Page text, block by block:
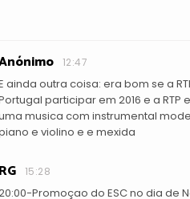
12:47
ainda outra coisa: era bom se a
participar em 2016 e a
musica com instrumental
e violino e e mexida
RG 15:28
Promoçao do ESC no dia de